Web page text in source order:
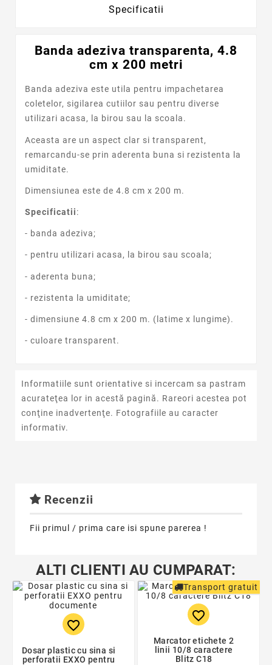
Specificatii
Banda adeziva transparenta, 4.8
cm x 200 metri
Banda adeziva este utila pentru impachetarea
coletelor, sigilarea cutiilor sau pentru diverse
utilizari acasa, la birou sau la scoala.
Aceasta are un aspect clar si transparent,
remarcandu-se prin aderenta buna si rezistenta la
umiditate.
Dimensiunea este de 4.8 cm x 200 m.
Specificatii:
- banda adeziva;
- pentru utilizari acasa, la birou sau scoala;
- aderenta buna;
- rezistenta la umiditate;
- dimensiune 4.8 cm x 200 m. (latime x lungime).
- culoare transparent.
Informatiile sunt orientative si incercam sa pastram
acurateţea lor in acestă pagină. Rareori acestea pot
conţine inadvertenţe. Fotografiile au caracter
informativ.
Recenzii
Fii primul / prima care isi spune parerea !
ALTI CLIENTI AU CUMPARAT:
favorite_border
Dosar plastic cu sina si
perforatii EXXO pentru
Transport gratuit
favorite_border
Marcator etichete 2
linii 10/8 caractere
Blitz C18